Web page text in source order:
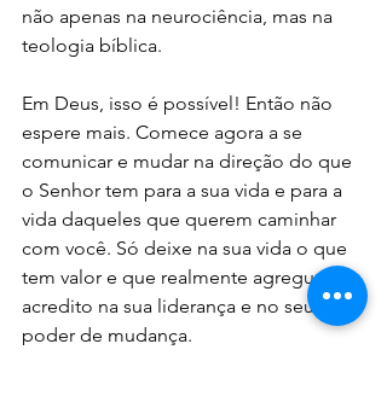
não apenas na neurociência, mas na
teologia bíblica.
Em Deus, isso é possível! Então não
espere mais. Comece agora a se
comunicar e mudar na direção do que
o Senhor tem para a sua vida e para a
vida daqueles que querem caminhar
com você. Só deixe na sua vida o que
tem valor e que realmente agregue. Eu
acredito na sua liderança e no seu
poder de mudança.